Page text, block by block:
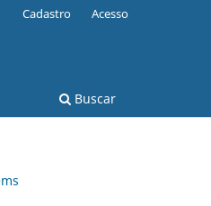
Buscar
Cadastro Acesso